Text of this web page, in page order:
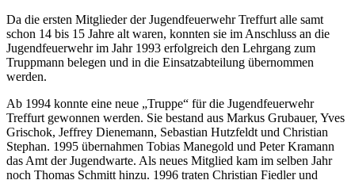
Da die ersten Mitglieder der Jugendfeuerwehr Treffurt alle samt
schon 14 bis 15 Jahre alt waren, konnten sie im Anschluss an die
Jugendfeuerwehr im Jahr 1993 erfolgreich den Lehrgang zum
Truppmann belegen und in die Einsatzabteilung übernommen
werden.
Ab 1994 konnte eine neue „Truppe“ für die Jugendfeuerwehr
Treffurt gewonnen werden. Sie bestand aus Markus Grubauer, Yves
Grischok, Jeffrey Dienemann, Sebastian Hutzfeldt und Christian
Stephan. 1995 übernahmen Tobias Manegold und Peter Kramann
das Amt der Jugendwarte. Als neues Mitglied kam im selben Jahr
noch Thomas Schmitt hinzu. 1996 traten Christian Fiedler und